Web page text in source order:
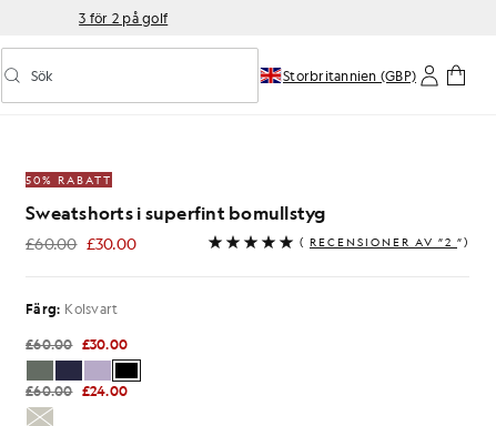
3 för 2 på golf
Aktivera/inaktivera prediktiv sökning
Sök Storbritannien (GBP)
50% RABATT
Sweatshorts i superfint bomullstyg
£60.00 £30.00
£30.00 ( RECENSIONER AV ”2 ”)
Färg: Kolsvart
£60.00 £30.00
£60.00 £24.00